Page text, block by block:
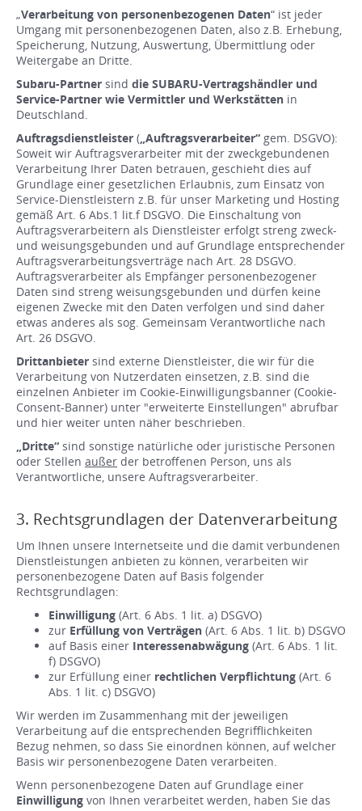
„Verarbeitung von personenbezogenen Daten“ ist jeder
Umgang mit personenbezogenen Daten, also z.B. Erhebung,
Speicherung, Nutzung, Auswertung, Übermittlung oder
Weitergabe an Dritte.
Subaru-Partner sind die SUBARU-Vertragshändler und
Service-Partner wie Vermittler und Werkstätten in
Deutschland.
Auftragsdienstleister („Auftragsverarbeiter“ gem. DSGVO):
Soweit wir Auftragsverarbeiter mit der zweckgebundenen
Verarbeitung Ihrer Daten betrauen, geschieht dies auf
Grundlage einer gesetzlichen Erlaubnis, zum Einsatz von
Service-Dienstleistern z.B. für unser Marketing und Hosting
gemäß Art. 6 Abs.1 lit.f DSGVO. Die Einschaltung von
Auftragsverarbeitern als Dienstleister erfolgt streng zweck-
und weisungsgebunden und auf Grundlage entsprechender
Auftragsverarbeitungsverträge nach Art. 28 DSGVO.
Auftragsverarbeiter als Empfänger personenbezogener
Daten sind streng weisungsgebunden und dürfen keine
eigenen Zwecke mit den Daten verfolgen und sind daher
etwas anderes als sog. Gemeinsam Verantwortliche nach
Art. 26 DSGVO.
Drittanbieter sind externe Dienstleister, die wir für die
Verarbeitung von Nutzerdaten einsetzen, z.B. sind die
einzelnen Anbieter im Cookie-Einwilligungsbanner (Cookie-
Consent-Banner) unter "erweiterte Einstellungen" abrufbar
und hier weiter unten näher beschrieben.
„Dritte“ sind sonstige natürliche oder juristische Personen
oder Stellen außer der betroffenen Person, uns als
Verantwortliche, unsere Auftragsverarbeiter.
3. Rechtsgrundlagen der Datenverarbeitung
Um Ihnen unsere Internetseite und die damit verbundenen
Dienstleistungen anbieten zu können, verarbeiten wir
personenbezogene Daten auf Basis folgender
Rechtsgrundlagen:
Einwilligung (Art. 6 Abs. 1 lit. a) DSGVO)
zur Erfüllung von Verträgen (Art. 6 Abs. 1 lit. b) DSGVO
auf Basis einer Interessenabwägung (Art. 6 Abs. 1 lit.
f) DSGVO)
zur Erfüllung einer rechtlichen Verpflichtung (Art. 6
Abs. 1 lit. c) DSGVO)
Wir werden im Zusammenhang mit der jeweiligen
Verarbeitung auf die entsprechenden Begrifflichkeiten
Bezug nehmen, so dass Sie einordnen können, auf welcher
Basis wir personenbezogene Daten verarbeiten.
Wenn personenbezogene Daten auf Grundlage einer
Einwilligung von Ihnen verarbeitet werden, haben Sie das